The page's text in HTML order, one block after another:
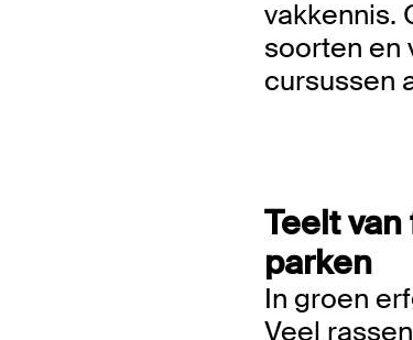
vakkennis.
soorten en
cursussen
Teelt
parken
In groen
Veel